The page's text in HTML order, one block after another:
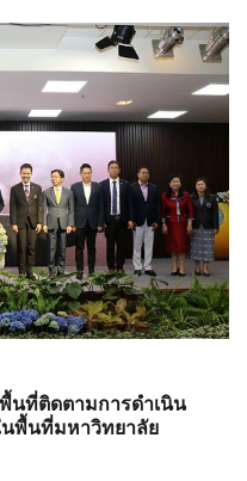
นที่ติดตามการดำเนิน
นพื้นที่มหาวิทยาลัย